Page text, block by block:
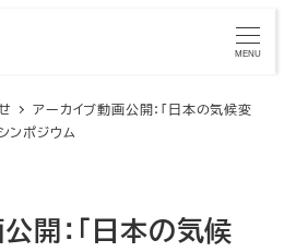
MENU
アーカイブ動画公開：「日本の気候変
ンポジウム
開：「日本の気候